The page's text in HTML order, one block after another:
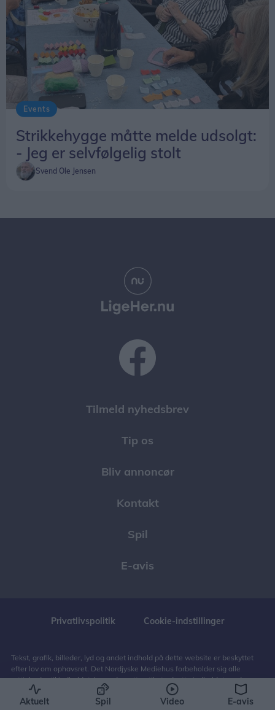
Events
Strikkehygge måtte melde udsolgt:
- Jeg er selvfølgelig stolt
Svend Ole Jensen
Tilmeld nyhedsbrev
Tip os
Bliv annoncør
Kontakt
Spil
E-avis
Privatlivspolitik Cookie-indstillinger
Tekst, grafik, billeder, lyd og andet indhold på dette website er beskyttet
efter lov om ophavsret. Det Nordjyske Mediehus forbeholder sig alle
rettigheder til indholdet, herunder retten til at udnytte indholdet med
henblik på tekst- og datamining, jf. ophavsretslovens § 11 b og DSM-
direktivets artikel 4.
Aktuelt Spil Video E-avis